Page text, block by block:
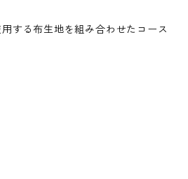
する布生地を組み合わせたコース